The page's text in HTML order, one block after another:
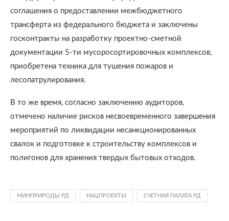
соглашения о предоставлении межбюджетного
трансферта из федерального бюджета и заключены
госконтракты на разработку проектно-сметной
документации 5-ти мусоросортировочных комплексов,
приобретена техника для тушения пожаров и
лесопатрулирования.
В то же время, согласно заключению аудиторов,
отмечено наличие рисков несвоевременного завершения
мероприятий по ликвидации несанкционированных
свалок и подготовке к строительству комплексов и
полигонов для хранения твердых бытовых отходов.
МИНПРИРОДЫ РД НАЦПРОЕКТЫ СЧЕТНАЯ ПАЛАТА РД